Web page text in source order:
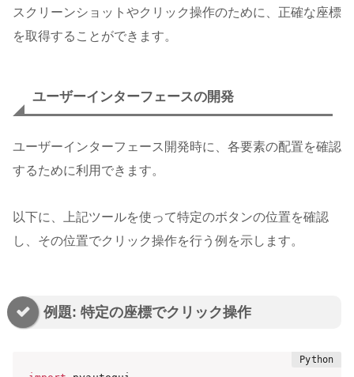
スクリーンショットやクリック操作のために、正確な座標
を取得することができます。
ユーザーインターフェースの開発
ユーザーインターフェース開発時に、各要素の配置を確認
するために利用できます。
以下に、上記ツールを使って特定のボタンの位置を確認
し、その位置でクリック操作を行う例を示します。
例題: 特定の座標でクリック操作